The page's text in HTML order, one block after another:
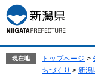
ー
ジ
の
ニ
ュ
ー
現在地 トップページ >
ちづくり > 新潟